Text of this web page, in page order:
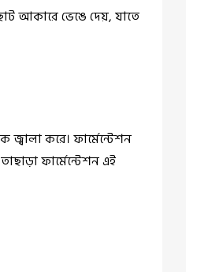
আকারে ভেঙে দেয়, যাতে
জ্বালা করে। ফার্মেন্টেশন
ফার্মেন্টেশন এই